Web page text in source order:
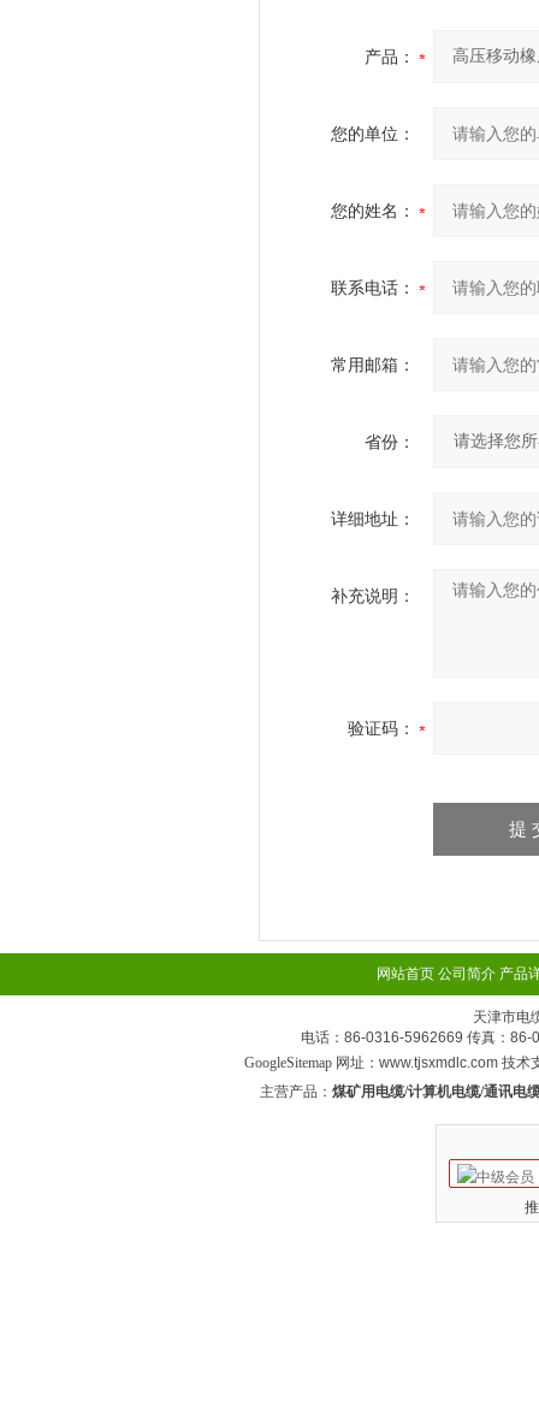
产品：
您的单位：
您的姓名：
联系电话：
常用邮箱：
省份：
详细地址：
补充说明：
验证码：
网站首页 公司简介 产品
天津市电
电话：86-0316-5962669 传真：86-
GoogleSitemap网址：www.tjsxmdlc.com 技术
主营产品： 煤矿用电缆/计算机电缆/通讯电